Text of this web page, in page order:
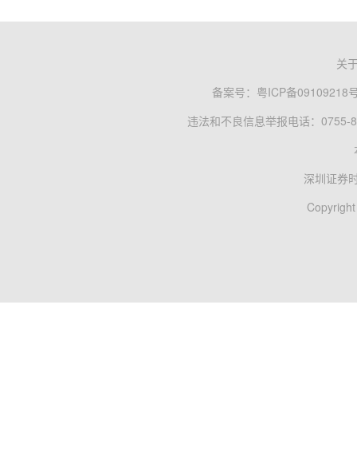
关
备案号： 粤ICP备09109218
违法和不良信息举报电话：0755-
深圳证券